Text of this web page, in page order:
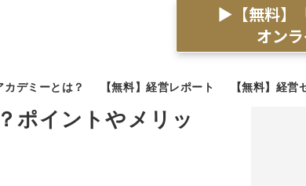
▶【無料】
オン
デミーとは？ 【無料】経営レポート 【無料】経営
ポイントやメリッ